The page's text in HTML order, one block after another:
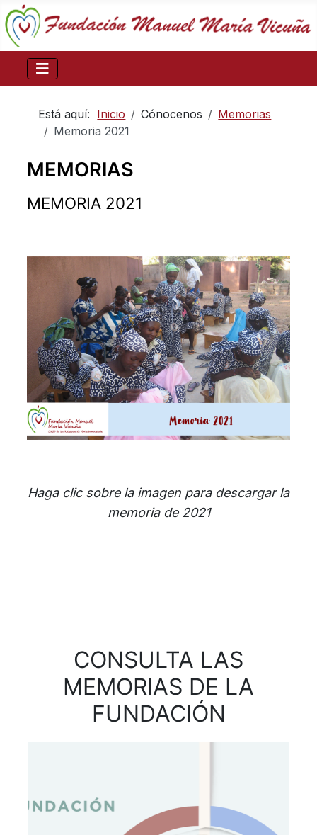
Está aquí: Inicio Cónocenos
Memorias
Memoria 2021
MEMORIAS
MEMORIA 2021
Haga clic sobre la imagen para descargar la
memoria de 2021
CONSULTA LAS
MEMORIAS DE LA
FUNDACIÓN